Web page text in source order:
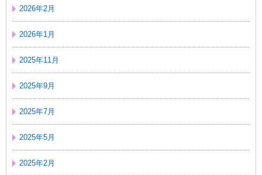
2026年2月
2026年1月
2025年11月
2025年9月
2025年7月
2025年5月
2025年2月